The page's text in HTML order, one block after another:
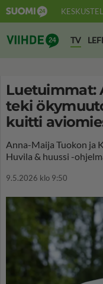
Suomi24 Viihde
TV
Luetuimmat:
teki
kuitti
Anna-Maija Tuokon ja
Huvila & huussi -
9.5.2026 klo 9:50